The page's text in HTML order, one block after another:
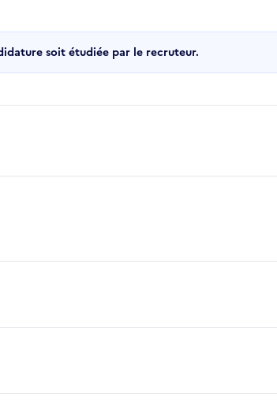
soit étudiée par le recruteur.